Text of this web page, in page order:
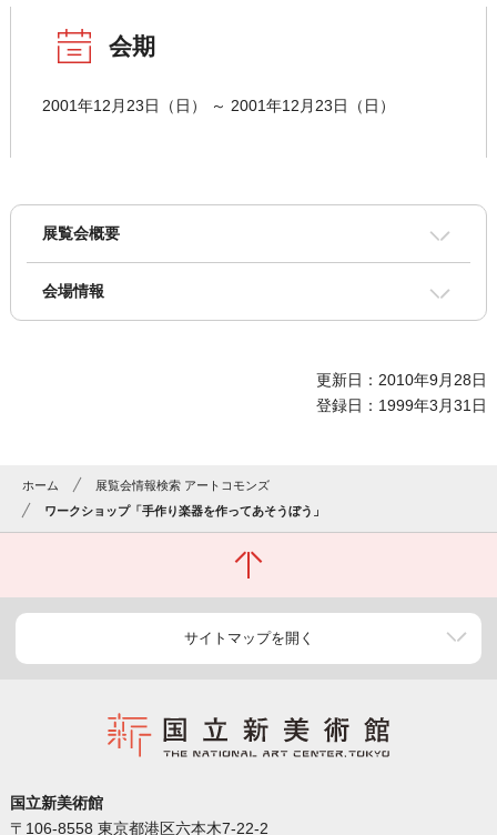
会期
2001年12月23日（日） ～ 2001年12月23日（日）
展覧会概要
会場情報
更新日：2010年9月28日
登録日：1999年3月31日
ホーム
展覧会情報検索 アートコモンズ
ワークショップ「手作り楽器を作ってあそうぼう」
サイトマップを開く
国立新美術館
〒106-8558 東京都港区六本木7-22-2